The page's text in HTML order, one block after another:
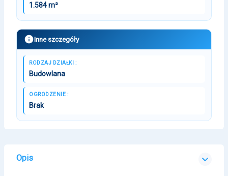
1.584 m²
Inne szczegóły
RODZAJ DZIAŁKI :
Budowlana
OGRODZENIE :
Brak
Opis